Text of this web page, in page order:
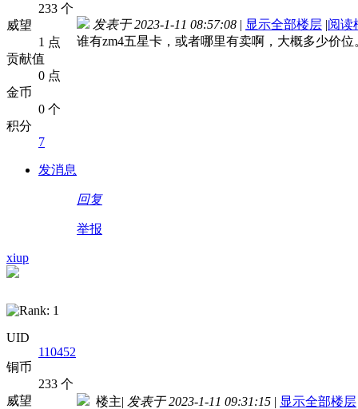
233 个
威望
1 点
贡献值
0 点
金币
0 个
积分
7
发消息
发表于 2023-1-11 08:57:08 | 显示全部楼层 |阅读
谁有zm4五星卡，或者哪里有卖啊，大概多少价位
回复
举报
xiup
UID
110452
铜币
233 个
威望
楼主| 发表于 2023-1-11 09:31:15 | 显示全部楼层